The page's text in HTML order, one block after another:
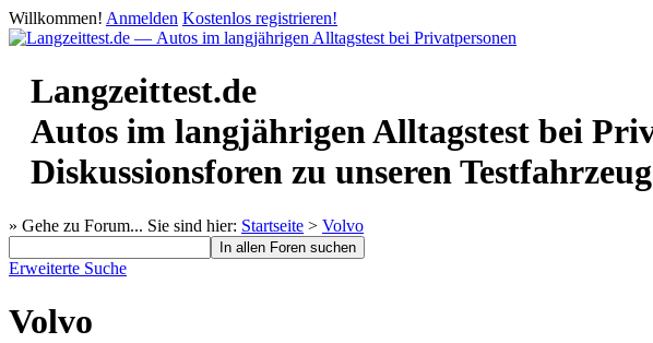
Willkommen! Anmelden Kostenlos registrieren!
Langzeittest.de
Autos im langjährigen Alltagstest bei
Diskussionsforen zu unseren
» Gehe zu Forum... Sie sind hier: Startseite > Volvo
Erweiterte Suche
Volvo